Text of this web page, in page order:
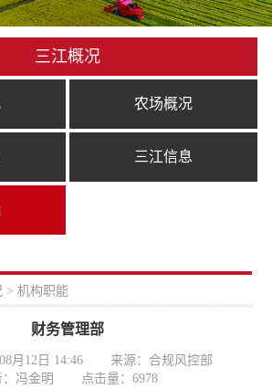
三江概况
农场概况
三江信息
> 机构职能
财务管理部
月12日 14:46
来源：合规风控部
冯金明
点击量： 6978